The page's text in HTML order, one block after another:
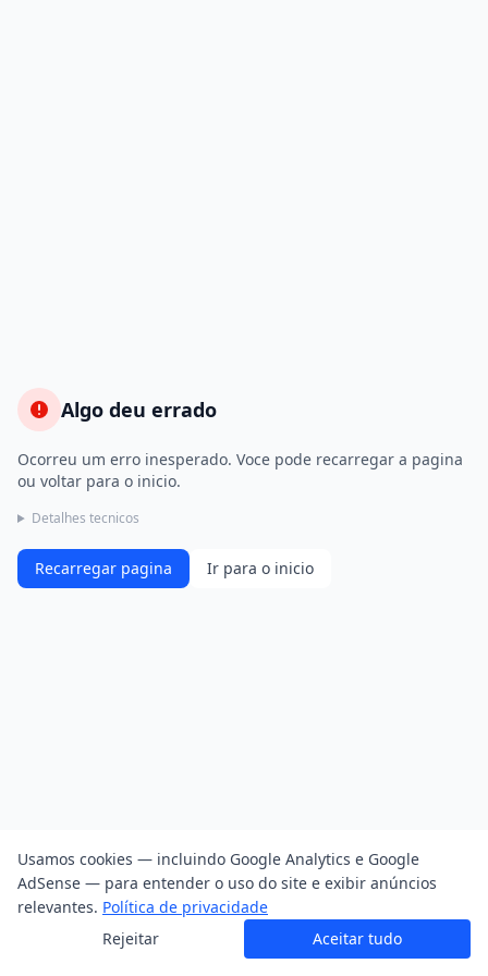
Algo deu errado
Ocorreu um erro inesperado. Voce pode recarregar a pagina
ou voltar para o inicio.
Detalhes tecnicos
Recarregar pagina Ir para o inicio
Usamos cookies — incluindo Google Analytics e Google
AdSense — para entender o uso do site e exibir anúncios
relevantes. Política de privacidade
Rejeitar
Aceitar tudo